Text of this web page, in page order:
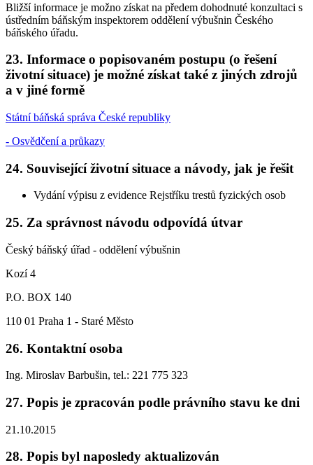
Bližší informace je možno získat na předem dohodnuté konzultaci s
ústředním báňským inspektorem oddělení výbušnin Českého
báňského úřadu.
23. Informace o popisovaném postupu (o řešení
životní situace) je možné získat také z jiných zdrojů
a v jiné formě
Státní báňská správa České republiky
- Osvědčení a průkazy
24. Související životní situace a návody, jak je řešit
Vydání výpisu z evidence Rejstříku trestů fyzických osob
25. Za správnost návodu odpovídá útvar
Český báňský úřad - oddělení výbušnin
Kozí 4
P.O. BOX 140
110 01 Praha 1 - Staré Město
26. Kontaktní osoba
Ing. Miroslav Barbušin, tel.: 221 775 323
27. Popis je zpracován podle právního stavu ke dni
21.10.2015
28. Popis byl naposledy aktualizován